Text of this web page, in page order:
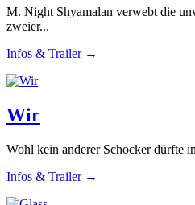
M. Night Shyamalan verwebt die
zweier...
Infos & Trailer →
Wir
Wohl kein anderer Schocker dürfte
Infos & Trailer →